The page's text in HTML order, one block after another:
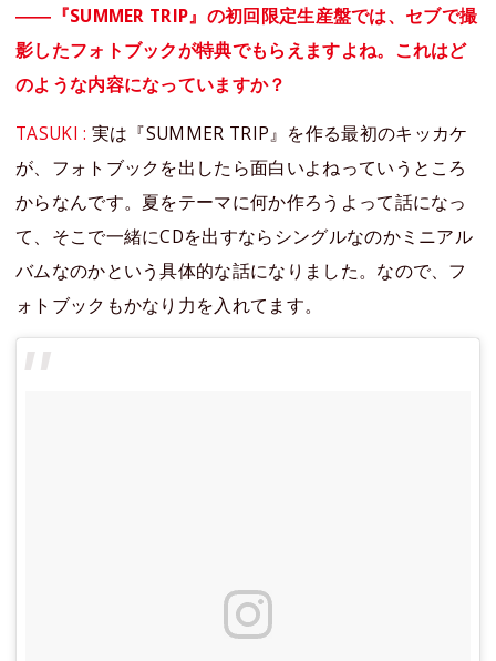
――『SUMMER TRIP』の初回限定生産盤では、セブで撮
影したフォトブックが特典でもらえますよね。これはど
のような内容になっていますか？
TASUKI : 実は『SUMMER TRIP』を作る最初のキッカケ
が、フォトブックを出したら面白いよねっていうところ
からなんです。夏をテーマに何か作ろうよって話になっ
て、そこで一緒にCDを出すならシングルなのかミニアル
バムなのかという具体的な話になりました。なので、フ
ォトブックもかなり力を入れてます。